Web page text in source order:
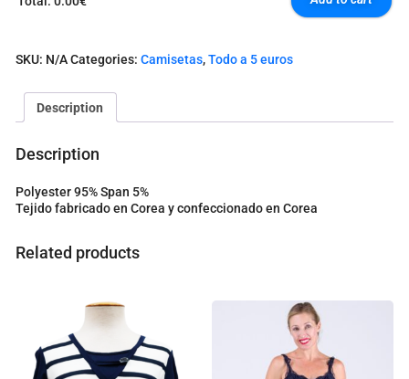
e
o
t
o
a
SKU: N/ACategories: Camisetas,Todo a 5 euros
Description
Description
Polyester 95% Span 5%
Tejido fabricado en Corea y confeccionado en Corea
Related products